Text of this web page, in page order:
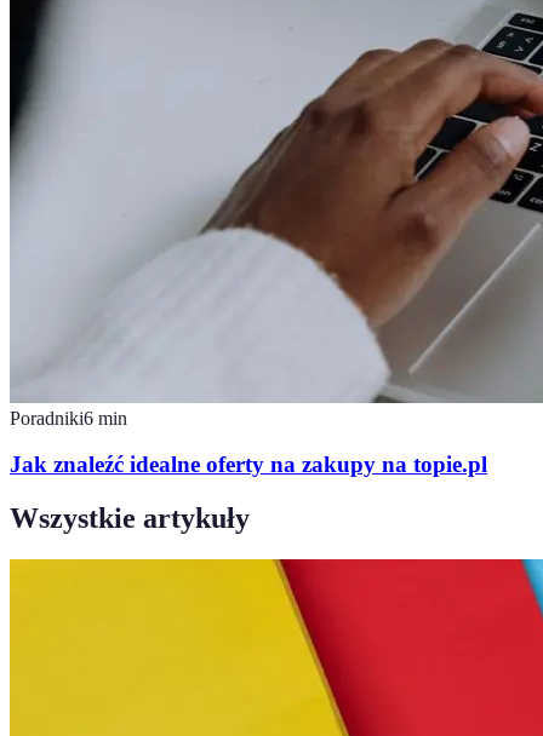
Poradniki6 min
Jak znaleźć idealne oferty na zakupy na topie.pl
Wszystkie artykuły